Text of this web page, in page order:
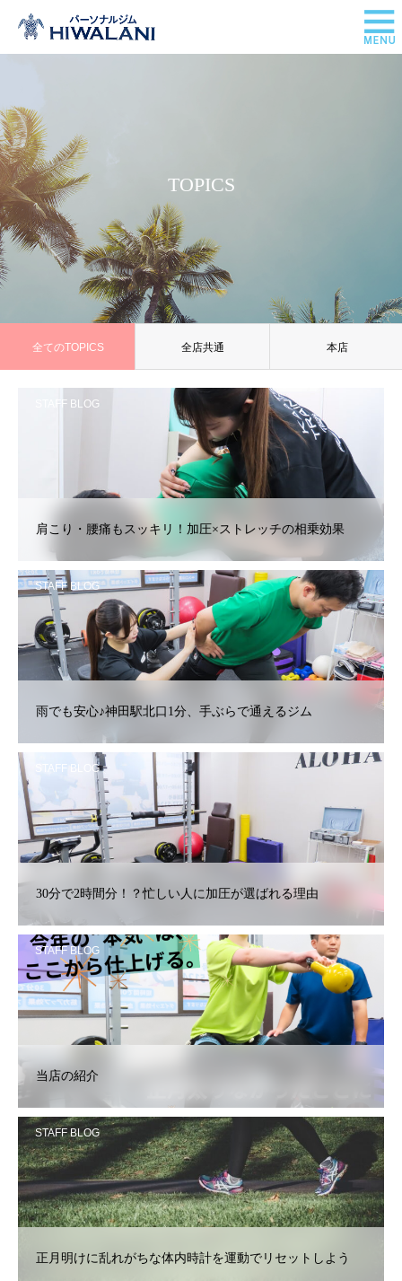
TOPICS
全てのTOPICS 全店共通 本店
STAFF BLOG
肩こり・腰痛もスッキリ！加圧×ストレッチの相乗効果
STAFF BLOG
雨でも安心♪神田駅北口1分、手ぶらで通えるジム
STAFF BLOG
30分で2時間分！？忙しい人に加圧が選ばれる理由
STAFF BLOG
当店の紹介
STAFF BLOG
正月明けに乱れがちな体内時計を運動でリセットしよう